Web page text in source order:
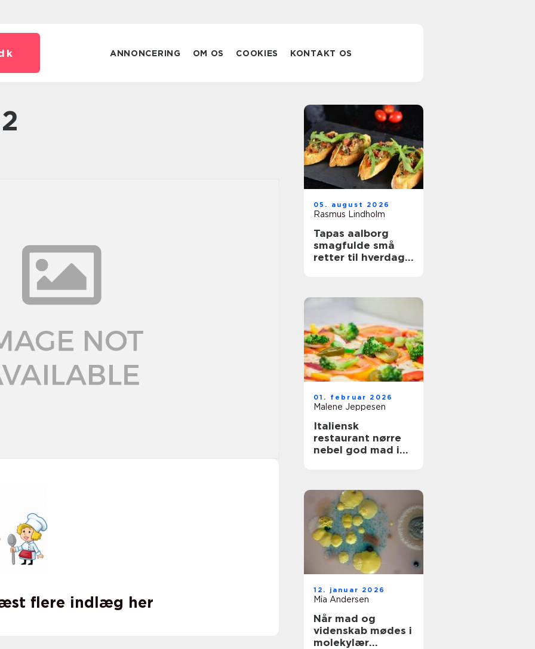
ANNONCERING OM OS COOKIES KONTAKT OS
flere indlæg her
05. august 2026
Rasmus Lindholm
Tapas aalborg
smagfulde små
retter til hverdag
01. februar 2026
Malene Jeppesen
Italiensk
restaurant nørre
nebel god mad i
12. januar 2026
Mia Andersen
Når mad og
videnskab mødes i
molekylær